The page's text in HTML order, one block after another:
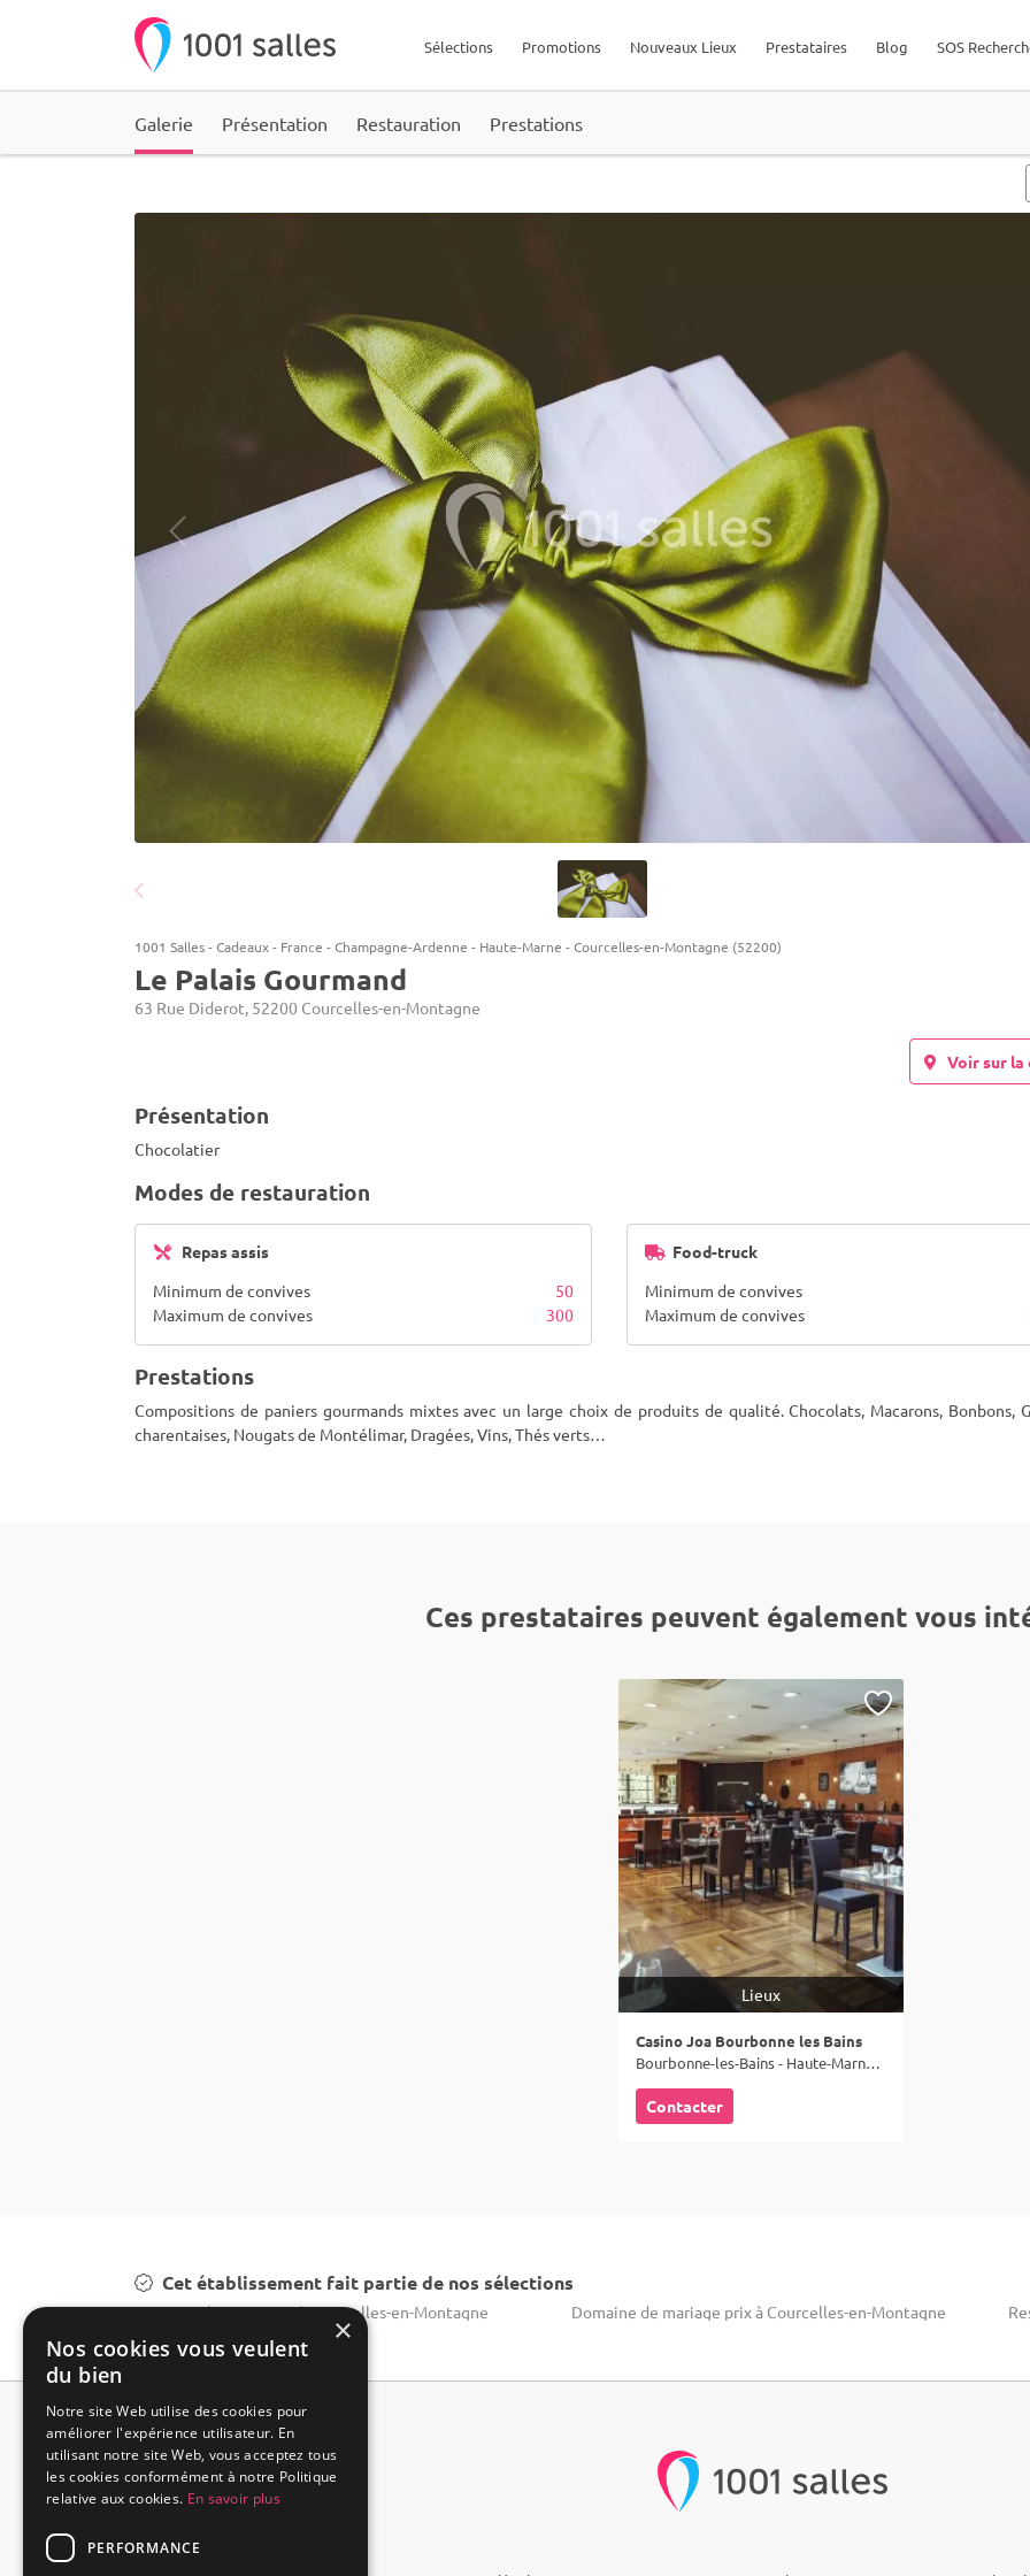
SOS
Blog
Prestataires
Nouveaux Lieux
Promotions
Sélections
Galerie Présentation Restauration Prestations
1001 Salles-Cadeaux- France -Champagne-Ardenne - Haute-Marne -Courcelles-en-Montagne (52200)
Le Palais Gourmand
63 Rue Diderot, 52200 Courcelles-en-Montagne
Voir sur la
Présentation
Chocolatier
Modes de restauration
Repas assis
Minimum de convives
50
Maximum de convives
300
Food-truck
Minimum de convives
Maximum de convives
Prestations
Compositions de paniers gourmands mixtes avec un large choix de produits de qualité. Chocolats, Macarons, Bonbons,
charentaises, Nougats de Montélimar, Dragées, Vins, Thés verts…
Ces prestataires peuvent également vous
Lieux
Casino Joa Bourbonne les Bains
Bourbonne-les-Bains - Haute-Marne (52)
Contacter
Cet établissement fait partie de nos sélections
Lieux insolite mariage à Courcelles-en-Montagne Domaine de mariage prix à Courcelles-en-Montagne
×
Nos cookies vous veulent
du bien
Notre site Web utilise des cookies pour
améliorer l'expérience utilisateur. En
utilisant notre site Web, vous acceptez tous
les cookies conformément à notre Politique
relative aux cookies. En savoir plus
PERFORMANCE